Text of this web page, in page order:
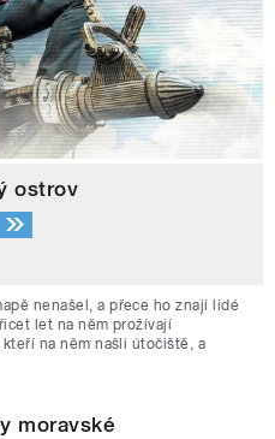
ostrov
nenašel, a přece ho znají lidé
let na něm prožívají
na něm našli útočiště, a
moravské